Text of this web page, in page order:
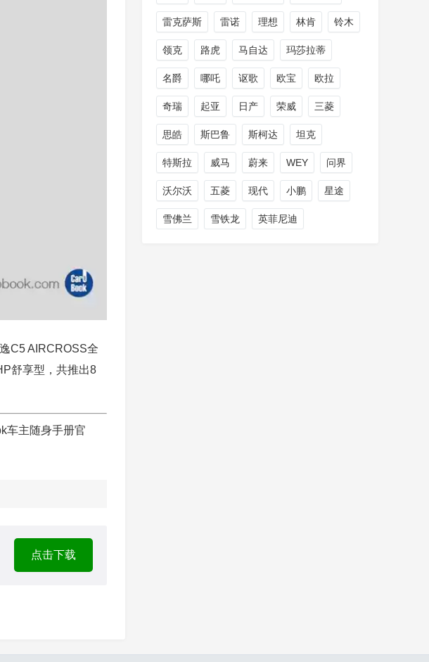
C5 AIRCROSS全
舒享型，共推出8
车主随身手册官
点击下载
雷克萨斯 雷诺 理想 林肯 铃木
领克 路虎 马自达 玛莎拉蒂
名爵 哪吒 讴歌 欧宝 欧拉
奇瑞 起亚 日产 荣威 三菱
思皓 斯巴鲁 斯柯达 坦克
特斯拉 威马 蔚来 WEY 问界
沃尔沃 五菱 现代 小鹏 星途
雪佛兰 雪铁龙 英菲尼迪